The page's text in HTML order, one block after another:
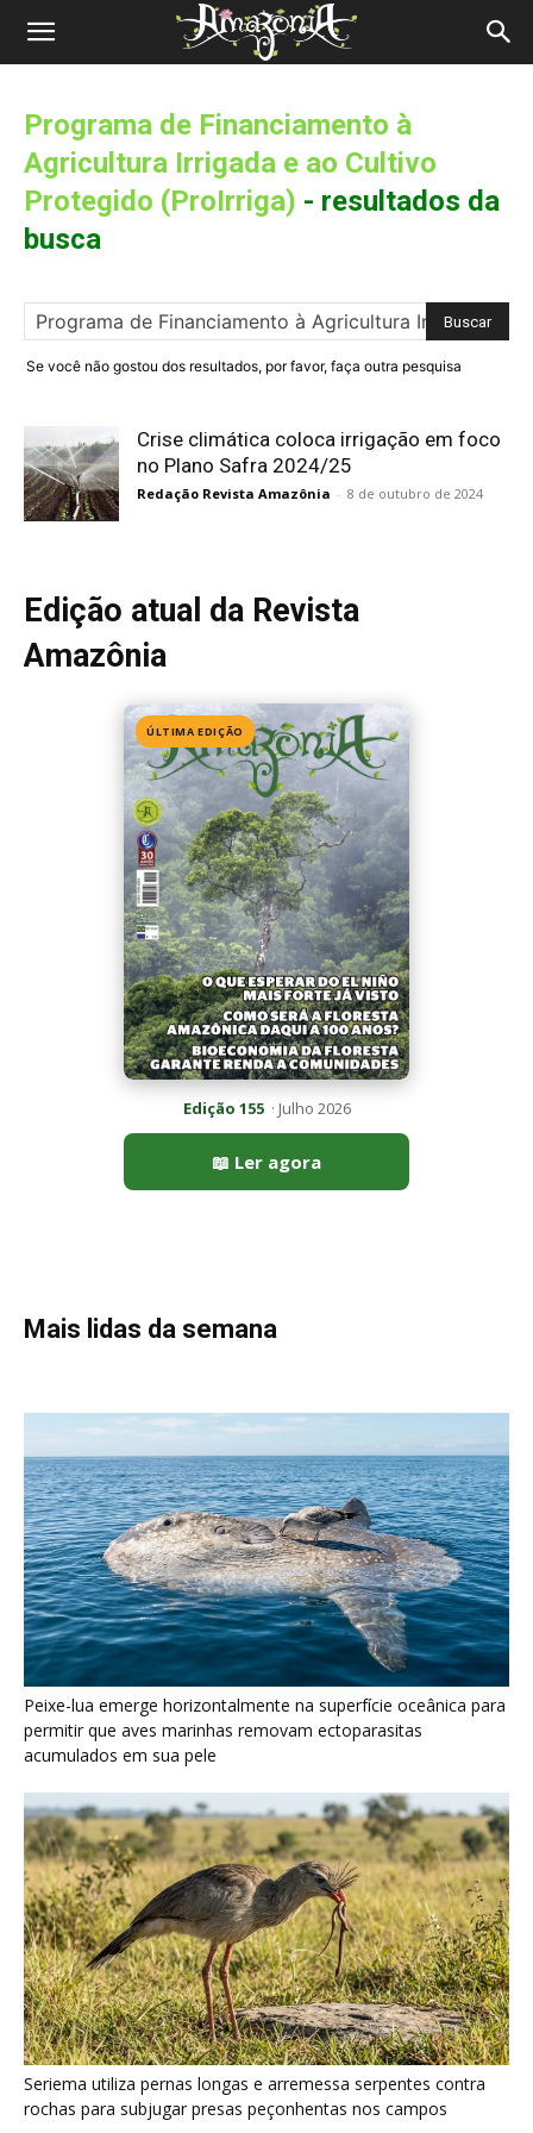
Revista
Programa de Financiamento à
Agricultura Irrigada e ao Cultivo
Protegido (ProIrriga) - resultados da
busca
Se você não gostou dos resultados, por favor, faça outra pesquisa
Crise climática coloca irrigação em foco
no Plano Safra 2024/25
Redação Revista Amazônia - 8 de outubro de 2024
Edição atual da Revista
Amazônia
ÚLTIMA EDIÇÃO
Edição 155· Julho 2026
📖 Ler agora
Mais lidas da semana
Peixe-lua emerge horizontalmente na superfície oceânica para
permitir que aves marinhas removam ectoparasitas
acumulados em sua pele
Seriema utiliza pernas longas e arremessa serpentes contra
rochas para subjugar presas peçonhentas nos campos